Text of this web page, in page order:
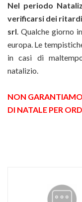
Nel periodo
verificarsi dei
srl. Qualche giorno
europa. Le
in casi di
natalizio.
NON
DI NATALE PER